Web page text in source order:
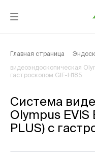
Главная страница
видеоэндоскопическая
гастроскопом GIF-H185
Система
Olympus EVIS
PLUS) с